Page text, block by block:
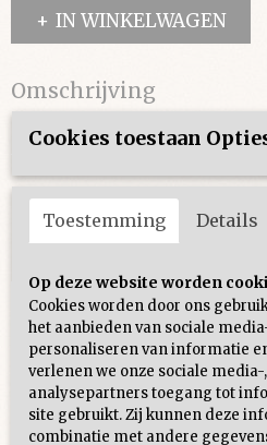
IN WINKELWAGEN
Omschrijving
ONE SIZE
Cookies toestaan
Toestemming Details
Op deze website worden
Cookies worden door ons
het aanbieden van sociale
personaliseren van informatie
verlenen we onze sociale
analysepartners toegang tot
site gebruikt. Zij kunnen deze
combinatie met andere